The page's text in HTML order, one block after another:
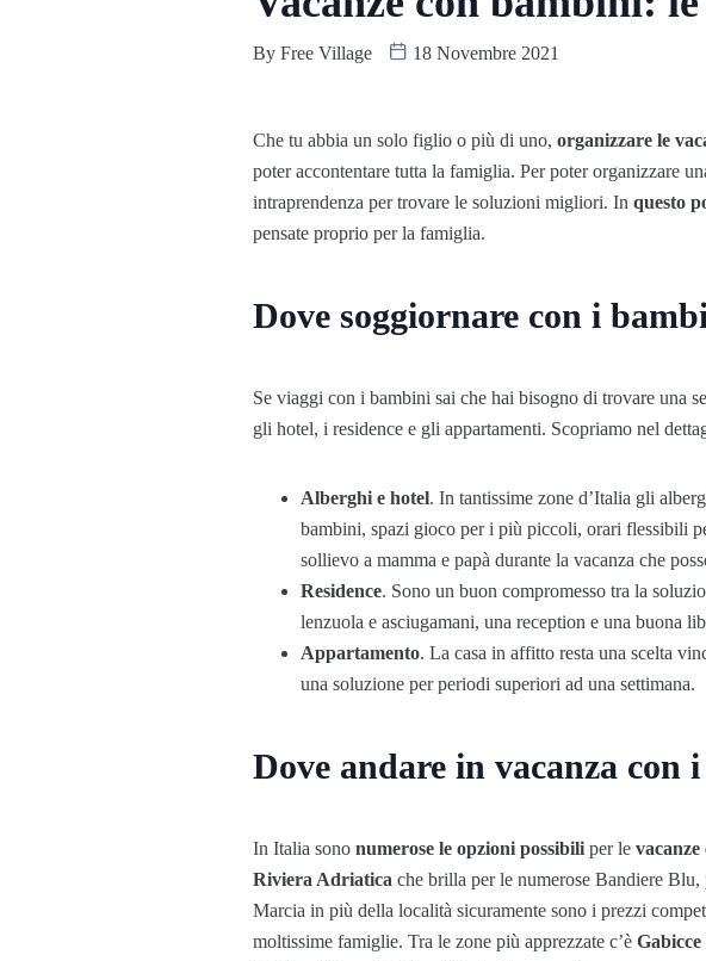
By Free Village 18 Novembre 2021
Che tu abbia un solo figlio o più di uno, organizzare le
poter accontentare tutta la famiglia. Per poter organizzare
intraprendenza per trovare le soluzioni migliori. In questo
pensate proprio per la famiglia.
Dove soggiornare con i
Se viaggi con i bambini sai che hai bisogno di trovare una
gli hotel, i residence e gli appartamenti. Scopriamo nel
Alberghi e hotel. In tantissime zone d’Italia gli
bambini, spazi gioco per i più piccoli, orari flessibili
sollievo a mamma e papà durante la vacanza che
Residence. Sono un buon compromesso tra la
lenzuola e asciugamani, una reception e una buona
Appartamento. La casa in affitto resta una scelta
una soluzione per periodi superiori ad una settimana.
Dove andare in vacanza
In Italia sono numerose le opzioni possibili per le
Riviera Adriatica che brilla per le numerose Bandiere
Marcia in più della località sicuramente sono i prezzi
moltissime famiglie. Tra le zone più apprezzate c’è